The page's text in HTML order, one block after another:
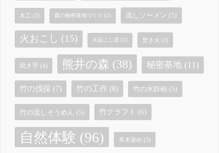
木工 (3) 森の秘密基地づくり (2) 流しソーメン (5)
火おこし (15) 火起こし器 (2) 焚き火 (3)
焼き芋 (4) 熊井の森 (38) 秘密基地 (11)
竹の伐採 (7) 竹の工作 (8) 竹の水鉄砲 (5)
竹の流しそうめん (5) 竹クラフト (6)
自然体験 (96) 草木染め (3)